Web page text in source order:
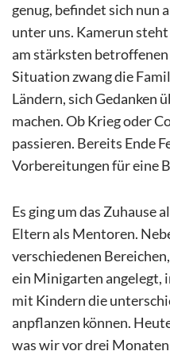
genug, befindet sich nun
unter uns. Kamerun
am stärksten
Situation zwang die
Ländern, sich Gedanken
machen. Ob Krieg oder
passieren. Bereits Ende
Vorbereitungen für eine
Es ging um das Zuhause
Eltern als Mentoren.
verschiedenen
ein Minigarten angelegt,
mit Kindern die
anpflanzen können.
was wir vor drei